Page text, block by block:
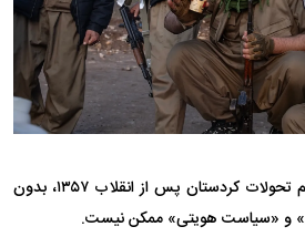
فهم تحولات کردستان پس از انقلاب ۱۳۵۷، بدون
و «سیاست هویتی» ممکن نیست.